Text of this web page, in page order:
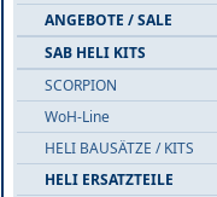
ANGEBOTE / SALE
SAB HELI KITS
SCORPION
WoH-Line
HELI BAUSÄTZE / KITS
HELI ERSATZTEILE